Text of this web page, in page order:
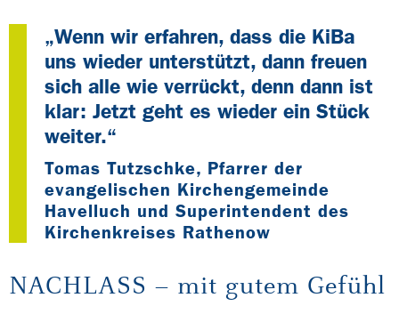
„Wenn wir erfahren, dass die KiBa
uns wieder unterstützt, dann freuen
sich alle wie verrückt, denn dann ist
klar: Jetzt geht es wieder ein Stück
weiter.“
Tomas Tutzschke, Pfarrer der
evangelischen Kirchengemeinde
Havelluch und Superintendent des
Kirchenkreises Rathenow
NACHLASS – mit gutem Gefühl